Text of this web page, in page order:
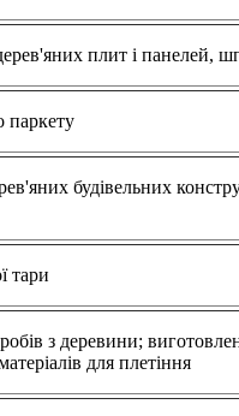
плит і панелей,
паркету
будівельних
тари
з деревини;
для плетіння